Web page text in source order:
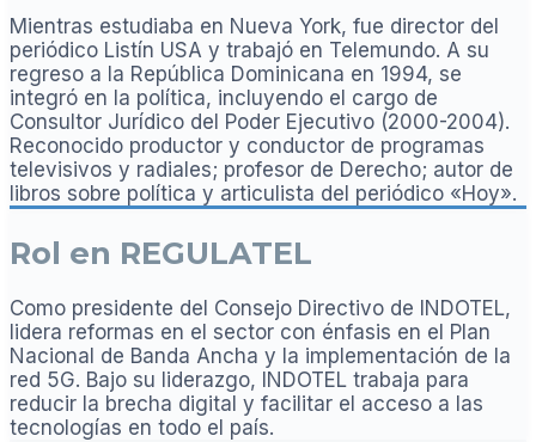
Mientras estudiaba en Nueva York, fue director del
periódico Listín USA y trabajó en Telemundo. A su
regreso a la República Dominicana en 1994, se
integró en la política, incluyendo el cargo de
Consultor Jurídico del Poder Ejecutivo (2000-2004).
Reconocido productor y conductor de programas
televisivos y radiales; profesor de Derecho; autor de
libros sobre política y articulista del periódico «Hoy».
Rol en REGULATEL
Como presidente del Consejo Directivo de INDOTEL,
lidera reformas en el sector con énfasis en el Plan
Nacional de Banda Ancha y la implementación de la
red 5G. Bajo su liderazgo, INDOTEL trabaja para
reducir la brecha digital y facilitar el acceso a las
tecnologías en todo el país.